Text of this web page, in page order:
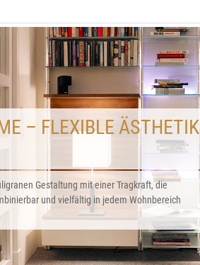
– FLEXIBLE ÄSTHETIK
Gestaltung mit einer Tragkraft, die
und vielfältig in jedem Wohnbereich